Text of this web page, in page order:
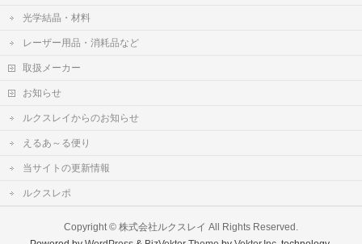
光学結晶・材料
レーザー用品・消耗品など
取扱メーカー
お知らせ
ルクスレイからのお知らせ
えるあ～る便り
当サイトの更新情報
ルクスレポ
Copyright © 株式会社ルクスレイ All Rights Reserved.